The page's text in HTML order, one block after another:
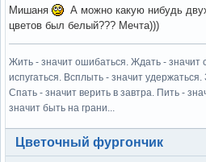
Мишаня
А можно какую нибудь
цветов был белый??? Мечта)))
Жить - значит ошибаться. Ждать - значит
испугаться. Всплыть - значит
Спать - значит верить в завтра. Пить -
значит быть на грани...
Вне форума
Цветочный фургончик